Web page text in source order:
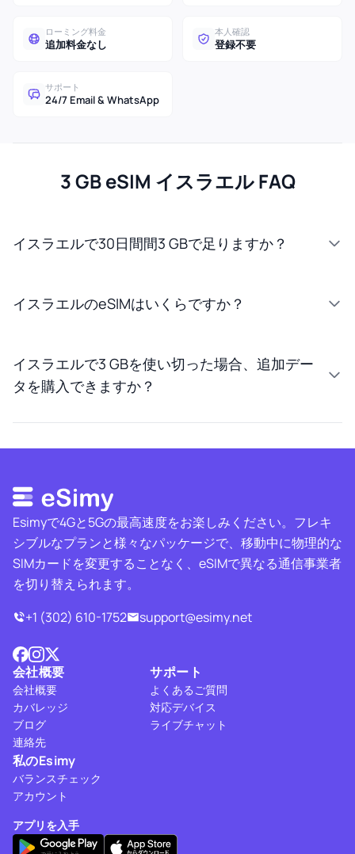
ローミング料金
追加料金なし
本人確認
登録不要
サポート
24/7 Email & WhatsApp
3 GB eSIM イスラエル FAQ
イスラエルで30日間間3 GBで足りますか？
イスラエルのeSIMはいくらですか？
イスラエルで3 GBを使い切った場合、追加デー
タを購入できますか？
Esimyで4Gと5Gの最高速度をお楽しみください。フレキ
シブルなプランと様々なパッケージで、移動中に物理的な
SIMカードを変更することなく、eSIMで異なる通信事業者
を切り替えられます。
+1 (302) 610-1752
support@esimy.net
会社概要
会社概要
カバレッジ
ブログ
連絡先
サポート
よくあるご質問
対応デバイス
ライブチャット
私のEsimy
バランスチェック
アカウント
アプリを入手